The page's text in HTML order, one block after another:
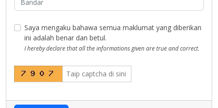
Saya mengaku bahawa semua maklumat yang diberikan
ini adalah benar dan betul.
I hereby declare that all the informations given are true and correct.